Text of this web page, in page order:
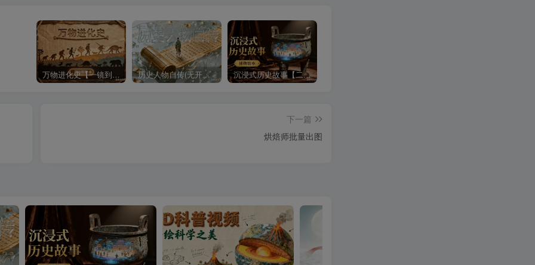
万物进化史【一镜到底】 历史人物自传(无开头模板) 沉浸式历史故事【二改版】
下一篇
烘焙师批量出图